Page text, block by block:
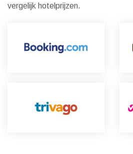
vergelijk hotelprijzen.